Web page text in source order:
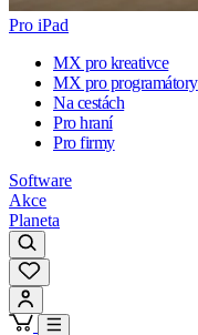
Pro iPad
MX pro kreativce
MX pro programátory
Na cestách
Pro hraní
Pro firmy
Software
Akce
Planeta